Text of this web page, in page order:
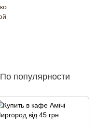
По популярности